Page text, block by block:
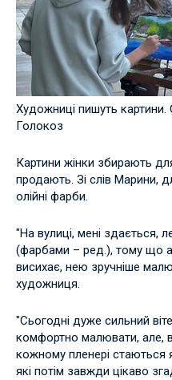
Художниці пишуть картини.
Голокоз
Картини жінки збирають
продають. Зі слів Марини,
олійні фарби.
"На вулиці, мені здається,
(фарбами – ред.), тому що
висихає, нею зручніше
художниця.
"Сьогодні дуже сильний
комфортно малювати, але,
кожному пленері стаються
які потім завжди цікаво